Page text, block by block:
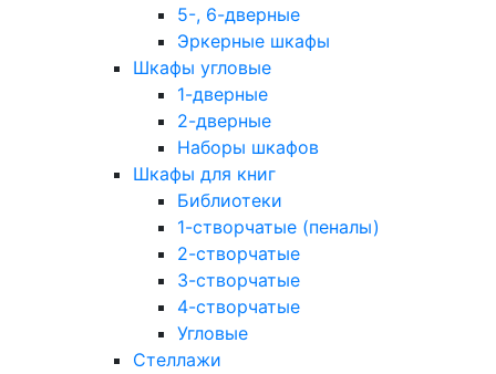
5-, 6-дверные
Эркерные шкафы
Шкафы угловые
1-дверные
2-дверные
Наборы шкафов
Шкафы для книг
Библиотеки
1-створчатые (пеналы)
2-створчатые
3-створчатые
4-створчатые
Угловые
Стеллажи